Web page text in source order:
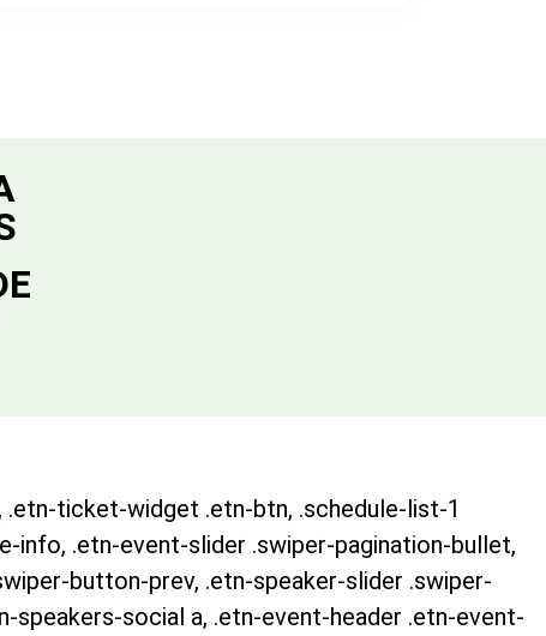
ticket-widget .etn-btn, .schedule-list-1
info, .etn-event-slider .swiper-pagination-bullet,
button-prev, .etn-speaker-slider .swiper-
social a, .etn-event-header .etn-event-